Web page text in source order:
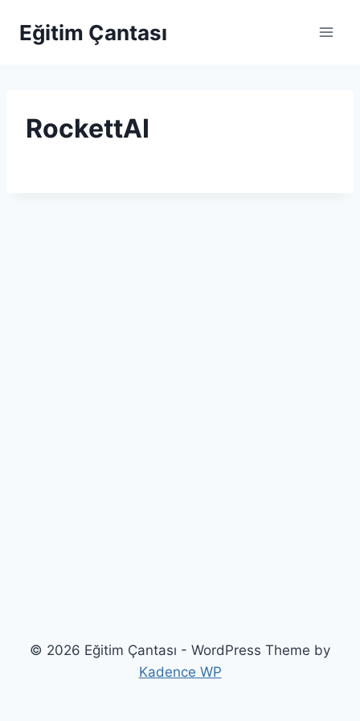
Eğitim Çantası
RockettAI
© 2026 Eğitim Çantası - WordPress Theme by
Kadence WP